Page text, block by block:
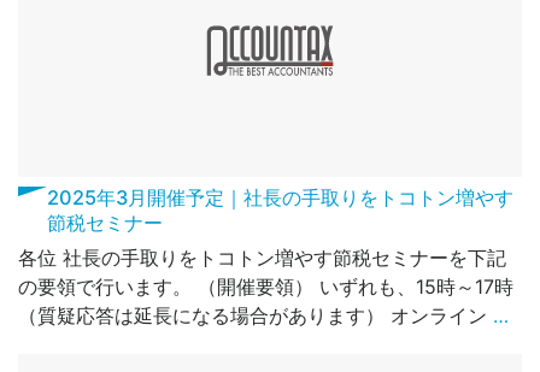
2025年3月開催予定｜社長の手取りをトコトン増やす
節税セミナー
各位 社長の手取りをトコトン増やす節税セミナーを下記
の要領で行います。 （開催要領） いずれも、15時～17時
（質疑応答は延長になる場合があります） オンライン …